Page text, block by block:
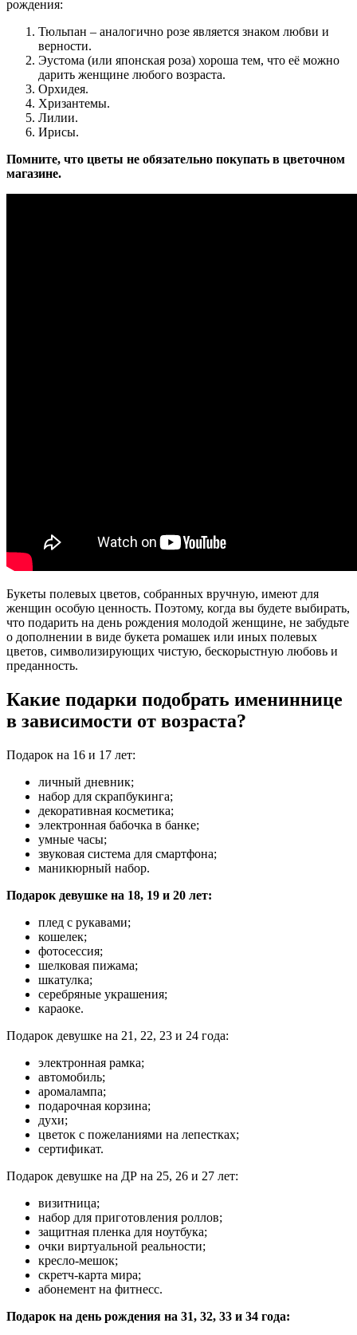
рождения:
Тюльпан – аналогично розе является знаком любви и
верности.
Эустома (или японская роза) хороша тем, что её можно
дарить женщине любого возраста.
Орхидея.
Хризантемы.
Лилии.
Ирисы.
Помните, что цветы не обязательно покупать в цветочном
магазине.
Букеты полевых цветов, собранных вручную, имеют для
женщин особую ценность. Поэтому, когда вы будете выбирать,
что подарить на день рождения молодой женщине, не забудьте
о дополнении в виде букета ромашек или иных полевых
цветов, символизирующих чистую, бескорыстную любовь и
преданность.
Какие подарки подобрать имениннице
в зависимости от возраста?
Подарок на 16 и 17 лет:
личный дневник;
набор для скрапбукинга;
декоративная косметика;
электронная бабочка в банке;
умные часы;
звуковая система для смартфона;
маникюрный набор.
Подарок девушке на 18, 19 и 20 лет:
плед с рукавами;
кошелек;
фотосессия;
шелковая пижама;
шкатулка;
серебряные украшения;
караоке.
Подарок девушке на 21, 22, 23 и 24 года:
электронная рамка;
автомобиль;
аромалампа;
подарочная корзина;
духи;
цветок с пожеланиями на лепестках;
сертификат.
Подарок девушке на ДР на 25, 26 и 27 лет:
визитница;
набор для приготовления роллов;
защитная пленка для ноутбука;
очки виртуальной реальности;
кресло-мешок;
скретч-карта мира;
абонемент на фитнесс.
Подарок на день рождения на 31, 32, 33 и 34 года: